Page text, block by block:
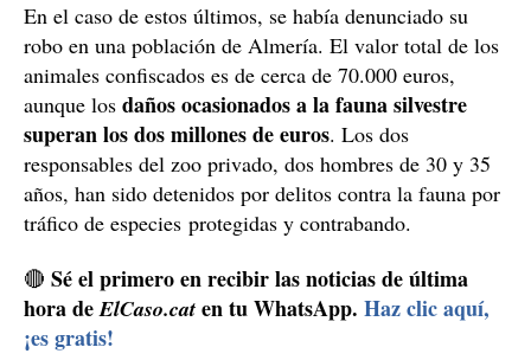
En el caso de estos últimos, se había denunciado su
robo en una población de Almería. El valor total de los
animales confiscados es de cerca de 70.000 euros,
aunque los daños ocasionados a la fauna silvestre
superan los dos millones de euros. Los dos
responsables del zoo privado, dos hombres de 30 y 35
años, han sido detenidos por delitos contra la fauna por
tráfico de especies protegidas y contrabando.
🔴 Sé el primero en recibir las noticias de última
hora deElCaso.cat en tu WhatsApp. Haz clic aquí,
¡es gratis!